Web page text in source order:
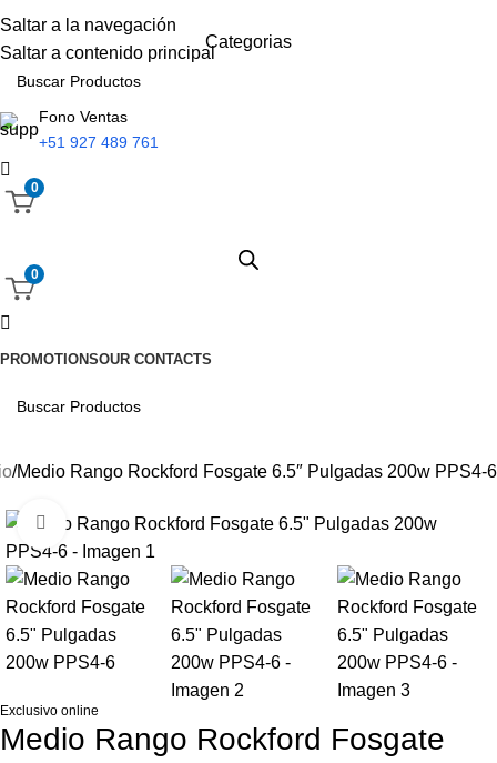
Saltar a la navegación
Saltar a contenido principal
Categorias
Fono Ventas
+51 927 489 761
0
0
PROMOTIONSOUR CONTACTS
Medio Rango Rockford Fosgate 6.5″ Pulgadas 200w PPS4-6
Haga Click para agrandar
Exclusivo online
Medio Rango Rockford Fosgate